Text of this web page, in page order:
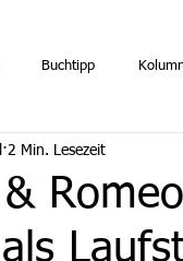
Buchtipp
2 Min. Lesezeit